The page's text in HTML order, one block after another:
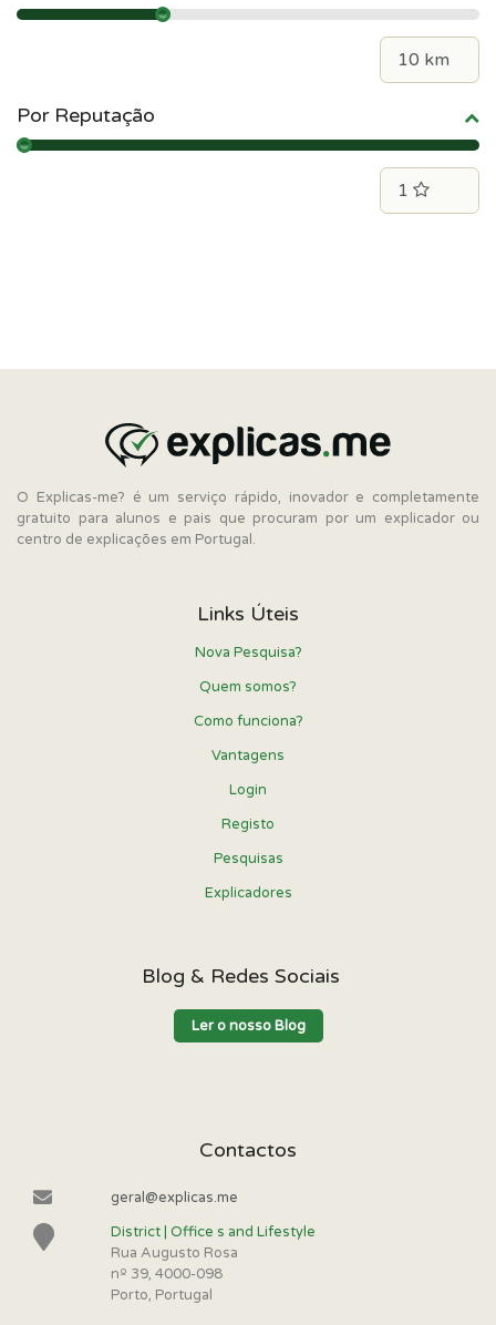
Por Reputação
O Explicas-me? é um serviço rápido, inovador e completamente
gratuito para alunos e pais que procuram por um explicador ou
centro de explicações em Portugal.
Links Úteis
Nova Pesquisa?
Quem somos?
Como funciona?
Vantagens
Login
Registo
Pesquisas
Explicadores
Blog & Redes Sociais
Ler o nosso Blog
Contactos
geral@explicas.me
District | Office s and Lifestyle
Rua Augusto Rosa
nº 39, 4000-098
Porto, Portugal